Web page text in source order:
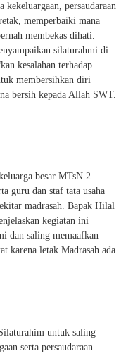
persaudaraan
memperbaiki mana
membekas dihati.
silaturahmi di
kesalahan terhadap
membersihkan diri
bersih kepada Allah SWT.
besar MTsN 2
guru dan staf tata usaha
madrasah. Bapak Hilal
kegiatan ini
dan saling memaafkan
karena letak Madrasah ada
untuk saling
serta persaudaraan